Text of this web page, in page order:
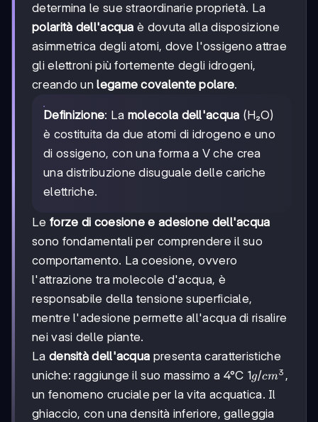
determina le sue straordinarie proprietà. La
polarità dell'acqua è dovuta alla disposizione
asimmetrica degli atomi, dove l'ossigeno attrae
gli elettroni più fortemente degli idrogeni,
creando unlegame covalente polare.
Definizione: La molecola dell'acqua (H₂O)
è costituita da due atomi di idrogeno e uno
di ossigeno, con una forma a V che crea
una distribuzione disuguale delle cariche
elettriche.
Le forze di coesione e adesione dell'acqua
sono fondamentali per comprendere il suo
comportamento. La coesione, ovvero
l'attrazione tra molecole d'acqua, è
responsabile della tensione superficiale,
mentre l'adesione permette all'acqua di risalire
nei vasi delle piante.
La densità dell'acqua presenta caratteristiche
uniche: raggiunge il suo massimo a 4°C 1
g/cm³
1g/cm3 ,
un fenomeno cruciale per la vita acquatica. Il
ghiaccio, con una densità inferiore, galleggia